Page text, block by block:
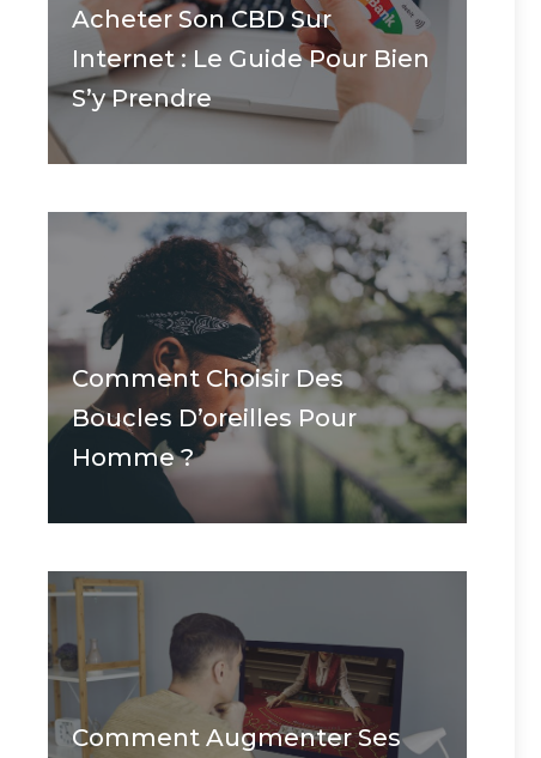
Acheter Son CBD Sur
Internet : Le Guide Pour Bien
S’y Prendre
Comment Choisir Des
Boucles D’oreilles Pour
Homme ?
Comment Augmenter Ses